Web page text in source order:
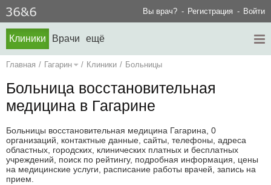
Вы врач? Регистрация Войти
Клиники Врачи ещё
Главная / Гагарин / Клиники / Больницы
Больница восстановительная
медицина в Гагарине
Больницы восстановительная медицина Гагарина, 0
организаций, контактные данные, сайты, телефоны, адреса
областных, городских, клинических платных и бесплатных
учреждений, поиск по рейтингу, подробная информация, цены
на медицинские услуги, расписание работы врачей, запись на
прием.